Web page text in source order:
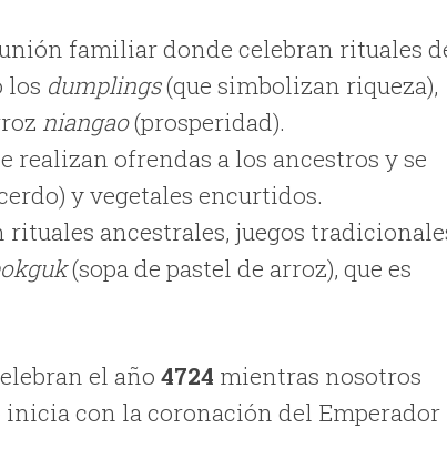
familiar donde celebran rituales
los dumplings(que simbolizan riqueza),
niangao(prosperidad).
realizan ofrendas a los ancestros y se
y vegetales encurtidos.
rituales ancestrales, juegos
(sopa de pastel de arroz), que es
el año4724 mientras nosotros
inicia con la coronación del Emperador